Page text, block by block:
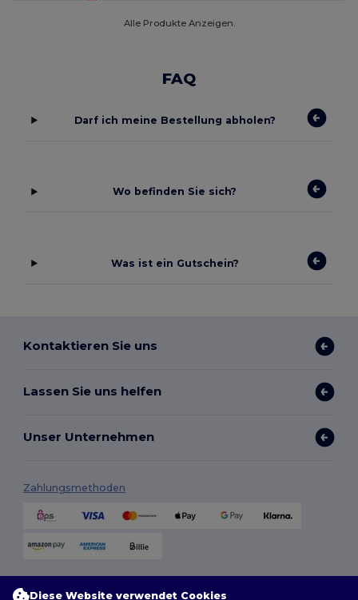
Alle Produkte Anzeigen.
FAQ
Darf ich meine Bestellung abholen?
Wo befinden Sie sich?
Was ist ein Gutschein?
Kontaktieren Sie uns
Lassen Sie uns helfen
Unser Unternehmen
Zahlungsmethoden
Diese Website verwendet Cookies